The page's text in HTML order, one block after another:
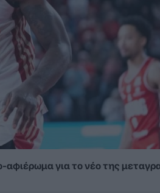
για το νέο της